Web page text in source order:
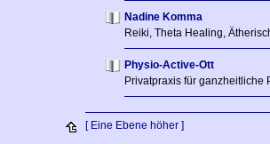
Nadine Komma
Reiki, Theta Healing,
Physio-Active-Ott
Privatpraxis für ganzheitliche
[ Eine Ebene höher ]